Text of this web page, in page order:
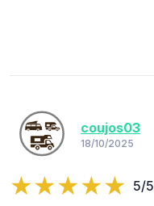
coujos03
18/10/2025
5/5